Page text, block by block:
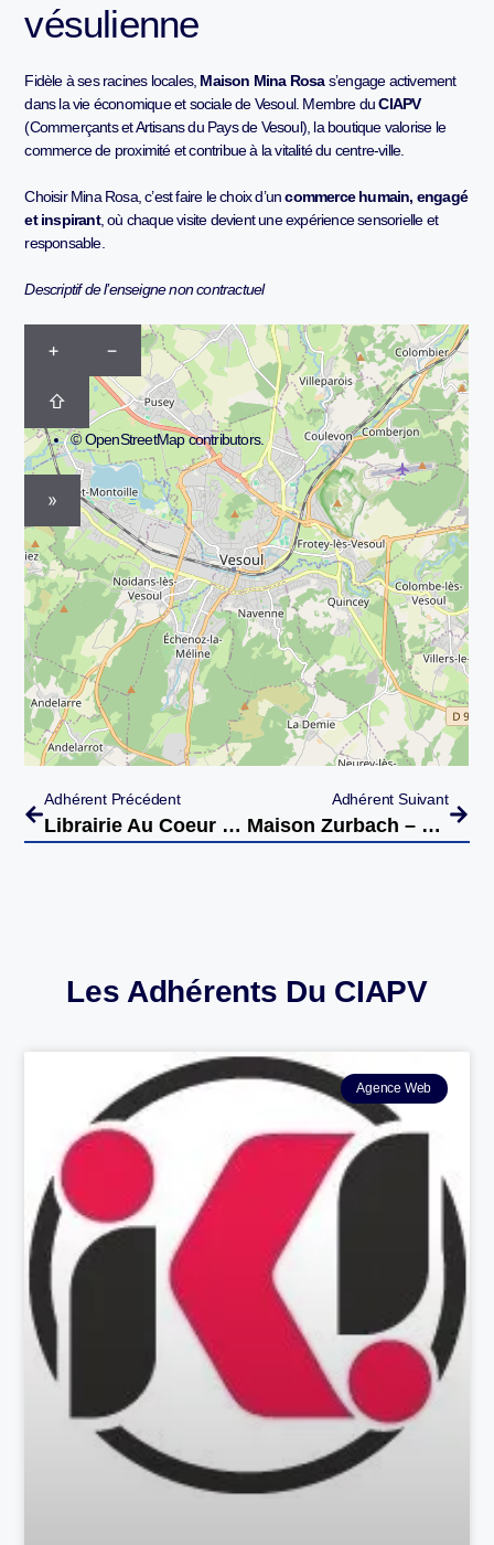
vésulienne
Fidèle à ses racines locales, Maison Mina Rosas’engage activement
dans la vie économique et sociale de Vesoul. Membre duCIAPV
(Commerçants et Artisans du Pays de Vesoul), la boutique valorise le
commerce de proximité et contribue à la vitalité du centre-ville.
Choisir Mina Rosa, c’est faire le choix d’uncommerce humain, engagé
et inspirant, où chaque visite devient une expérience sensorielle et
responsable.
Descriptif de l’enseigne non contractuel
+ −
⇧
©OpenStreetMapcontributors.
»
Adhérent Précédent
Librairie Au Coeur Des Lettres – Vesoul
Adhérent Suivant
Maison Zurbach – Vesoul
Les Adhérents Du CIAPV
Agence Web